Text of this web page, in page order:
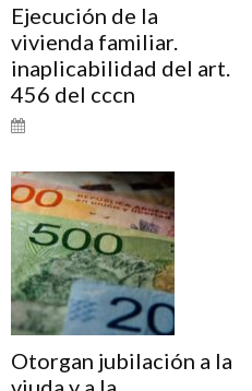
Ejecución de la
vivienda familiar.
inaplicabilidad del art.
456 del cccn
Otorgan jubilación a la